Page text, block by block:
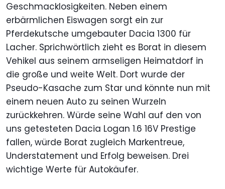
Geschmacklosigkeiten. Neben einem
erbärmlichen Eiswagen sorgt ein zur
Pferdekutsche umgebauter Dacia 1300 für
Lacher. Sprichwörtlich zieht es Borat in diesem
Vehikel aus seinem armseligen Heimatdorf in
die große und weite Welt. Dort wurde der
Pseudo-Kasache zum Star und könnte nun mit
einem neuen Auto zu seinen Wurzeln
zurückkehren. Würde seine Wahl auf den von
uns getesteten Dacia Logan 1.6 16V Prestige
fallen, würde Borat zugleich Markentreue,
Understatement und Erfolg beweisen. Drei
wichtige Werte für Autokäufer.